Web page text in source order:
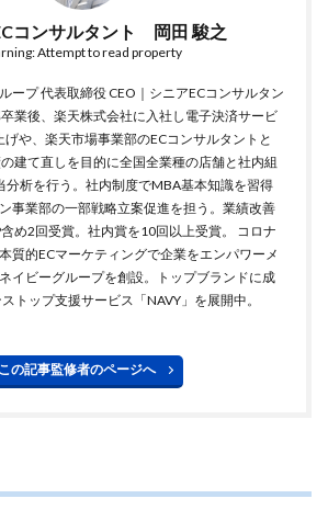
コンサルタント 岡田 駿之
Attempt to read property
ープ 代表取締役 CEO｜シニアECコンサルタン
業後、楽天株式会社に入社し電子決済サービ
げや、楽天市場事業部のECコンサルタントと
建て直しを目的に全国全業種の店舗と社内組
分析を行う。社内制度でMBA基本知識を習得
事業部の一部戦略立案促進を担う。業績改善
め2回受賞。社内賞を10回以上受賞。 コロナ
質的ECマーケティングで企業をエンパワーメ
イビーグループを創設。トップブランドに成
トップ支援サービス「NAVY」を展開中。
この記事監修者のページへ